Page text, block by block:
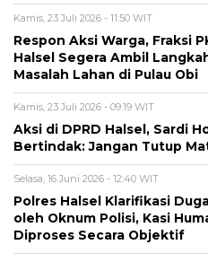
Kamis, 23 Juli 2026 - 11:50 WIT
Respon Aksi Warga, Fraksi
Halsel Segera Ambil
Masalah Lahan di Pulau Obi
Kamis, 23 Juli 2026 - 09:19 WIT
Aksi di DPRD Halsel, Sardi
Bertindak: Jangan Tutup
Selasa, 16 Juni 2026 - 12:40 WIT
Polres Halsel Klarifikasi
oleh Oknum Polisi, Kasi
Diproses Secara Objektif